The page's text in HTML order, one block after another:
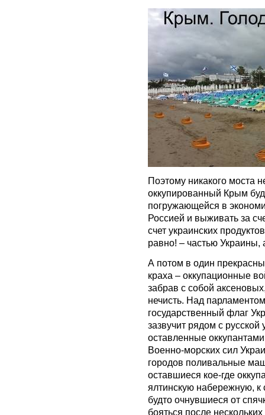
Поэтому никакого моста
оккупированный Крым
погружающейся в
Россией и выживать за
счет украинских
равно! – частью Украины,
А потом в один
краха – оккупационные
забрав с собой
нечисть. Над
государственный флаг
зазвучит рядом с русской
оставленные
Военно-морских сил
городов поливальные
оставшиеся кое-где
ялтинскую набережную,
будто очнувшиеся от
бояться после